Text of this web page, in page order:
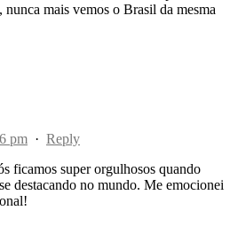
nunca mais vemos o Brasil da mesma
pm · Reply
ficamos super orgulhosos quando
destacando no mundo. Me emocionei